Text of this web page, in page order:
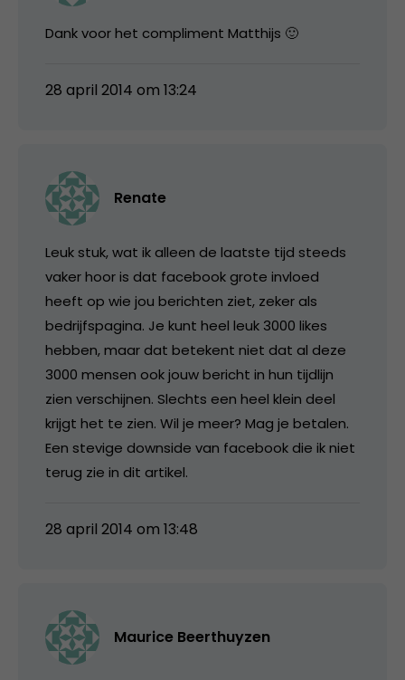
Dank voor het compliment Matthijs 🙂
28 april 2014 om 13:24
Renate
Leuk stuk, wat ik alleen de laatste tijd steeds
vaker hoor is dat facebook grote invloed
heeft op wie jou berichten ziet, zeker als
bedrijfspagina. Je kunt heel leuk 3000 likes
hebben, maar dat betekent niet dat al deze
3000 mensen ook jouw bericht in hun tijdlijn
zien verschijnen. Slechts een heel klein deel
krijgt het te zien. Wil je meer? Mag je betalen.
Een stevige downside van facebook die ik niet
terug zie in dit artikel.
28 april 2014 om 13:48
Maurice Beerthuyzen